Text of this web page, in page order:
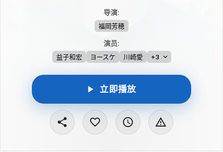
海边。
导演:
福岡芳穂
演员:
益子和宏 ヨースケ 川崎愛 +3
立即播放